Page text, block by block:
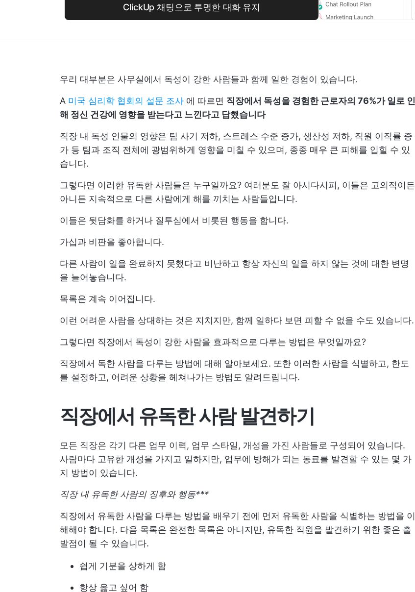
ClickUp 채팅으로 투명한 대화 유지
우리 대부분은 사무실에서 독성이 강한 사람들과 함께 일한 경험이 있습니다.
A 미국 심리학 협회의 설문 조사 에 따르면 직장에서 독성을 경험한 근로자의 76%가 일로 인
해 정신 건강에 영향을 받는다고 느낀다고 답했습니다
직장 내 독성 인물의 영향은 팀 사기 저하, 스트레스 수준 증가, 생산성 저하, 직원 이직률 증
가 등 팀과 조직 전체에 광범위하게 영향을 미칠 수 있으며, 종종 매우 큰 피해를 입힐 수 있
습니다.
그렇다면 이러한 유독한 사람들은 누구일까요? 여러분도 잘 아시다시피, 이들은 고의적이든
아니든 지속적으로 다른 사람에게 해를 끼치는 사람들입니다.
이들은 뒷담화를 하거나 질투심에서 비롯된 행동을 합니다.
가십과 비판을 좋아합니다.
다른 사람이 일을 완료하지 못했다고 비난하고 항상 자신의 일을 하지 않는 것에 대한 변명
을 늘어놓습니다.
목록은 계속 이어집니다.
이런 어려운 사람을 상대하는 것은 지치지만, 함께 일하다 보면 피할 수 없을 수도 있습니다.
그렇다면 직장에서 독성이 강한 사람을 효과적으로 다루는 방법은 무엇일까요?
직장에서 독한 사람을 다루는 방법에 대해 알아보세요. 또한 이러한 사람을 식별하고, 한도
를 설정하고, 어려운 상황을 헤쳐나가는 방법도 알려드립니다.
직장에서 유독한 사람 발견하기
모든 직장은 각기 다른 업무 이력, 업무 스타일, 개성을 가진 사람들로 구성되어 있습니다.
사람마다 고유한 개성을 가지고 일하지만, 업무에 방해가 되는 동료를 발견할 수 있는 몇 가
지 방법이 있습니다.
직장 내 유독한 사람의 징후와 행동***
직장에서 유독한 사람을 다루는 방법을 배우기 전에 먼저 유독한 사람을 식별하는 방법을 이
해해야 합니다. 다음 목록은 완전한 목록은 아니지만, 유독한 직원을 발견하기 위한 좋은 출
발점이 될 수 있습니다.
쉽게 기분을 상하게 함
항상 옳고 싶어 함